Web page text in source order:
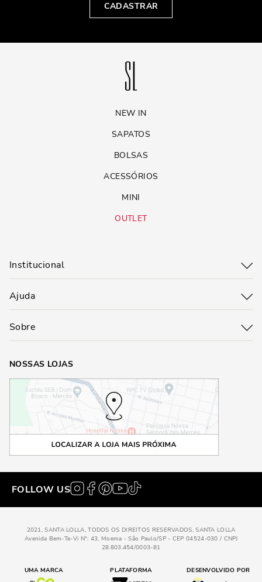
CADASTRAR
NEW IN
SAPATOS
BOLSAS
ACESSÓRIOS
MINI
OUTLET
Institucional
Ajuda
Sobre
NOSSAS LOJAS
FOLLOW US
2021, SANTA LOLLA, TODOS OS DIREITOS RESERVADOS, SANTA LOLLA
Avenida Bem-Te-Vi N°: 43, Moema - São Paulo/SP - CEP 04524-030 / CNPJ
28.803.454/0003-81
UMA MARCA PLATAFORMA DESENVOLVIDO POR